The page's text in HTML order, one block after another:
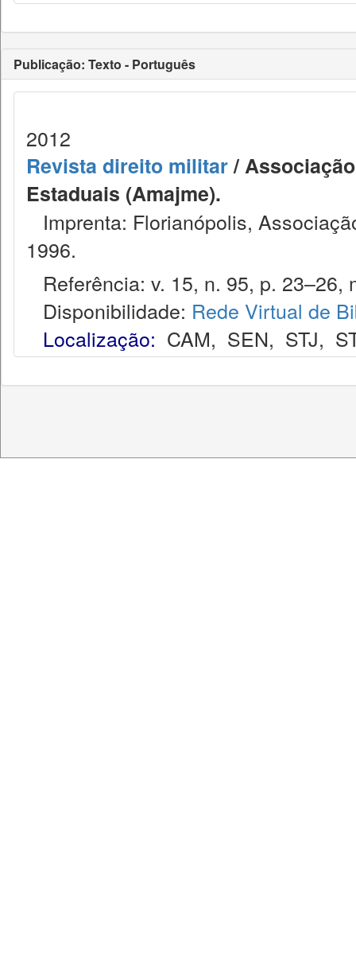
Publicação: Texto - Português
2012
Revista direito militar/
Estaduais (Amajme).
Imprenta: Florianópolis,
1996.
Referência: v. 15, n. 95, p. 23–26,
Disponibilidade: Rede Virtual de
Localização: CAM, SEN, STJ,